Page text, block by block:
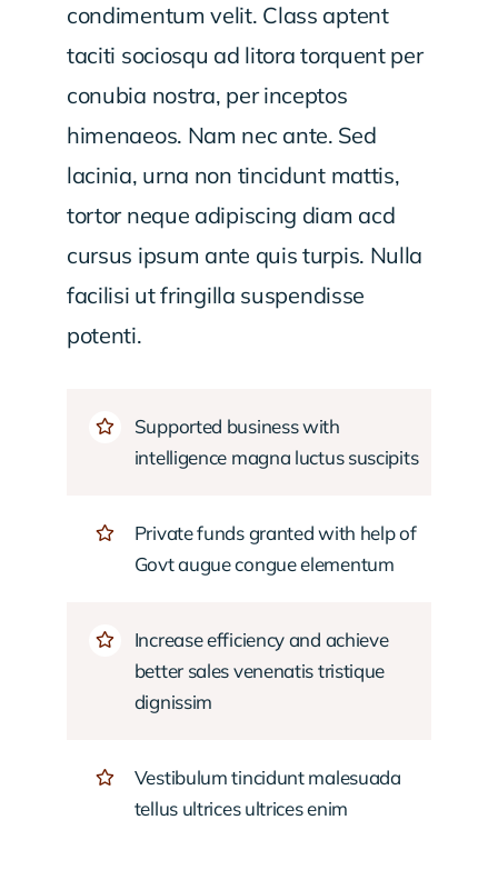
condimentum velit. Class aptent
taciti sociosqu ad litora torquent per
conubia nostra, per inceptos
himenaeos. Nam nec ante. Sed
lacinia, urna non tincidunt mattis,
tortor neque adipiscing diam acd
cursus ipsum ante quis turpis. Nulla
facilisi ut fringilla suspendisse
potenti.
Supported business with
intelligence magna luctus suscipits
Private funds granted with help of
Govt augue congue elementum
Increase efficiency and achieve
better sales venenatis tristique
dignissim
Vestibulum tincidunt malesuada
tellus ultrices ultrices enim